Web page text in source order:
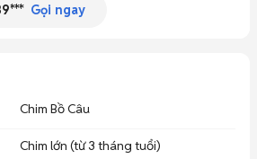
Gọi ngay
Chim Bồ Câu
Chim lớn (từ 3 tháng tuổi)